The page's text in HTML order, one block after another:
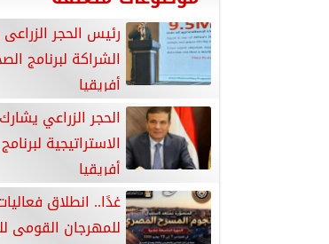
رئيس الحجر
الشراكة لبرنامج
أفريقيا
الحجر الزراعي
الاستراتيجية
أفريقيا
للمهرجان القومى